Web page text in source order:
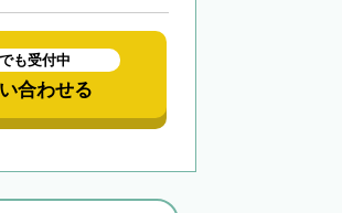
も受付中
合わせる